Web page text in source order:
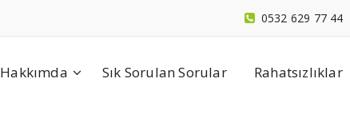
0532 629 77 44
Hakkımda Sık Sorulan Sorular Rahatsızlıklar